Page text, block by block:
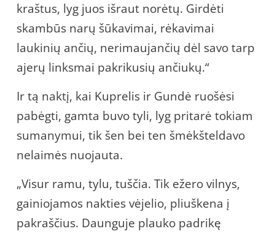
kraštus, lyg juos išraut norėtų. Girdėti
skambūs narų šūkavimai, rėkavimai
laukinių ančių, nerimaujančių dėl savo tarp
ajerų linksmai pakrikusių ančiukų.“
Ir tą naktį, kai Kuprelis ir Gundė ruošėsi
pabėgti, gamta buvo tyli, lyg pritarė tokiam
sumanymui, tik šen bei ten šmėkšteldavo
nelaimės nuojauta.
„Visur ramu, tylu, tuščia. Tik ežero vilnys,
gainiojamos nakties vėjelio, pliuškena į
pakraščius. Daunguje plauko padrikę